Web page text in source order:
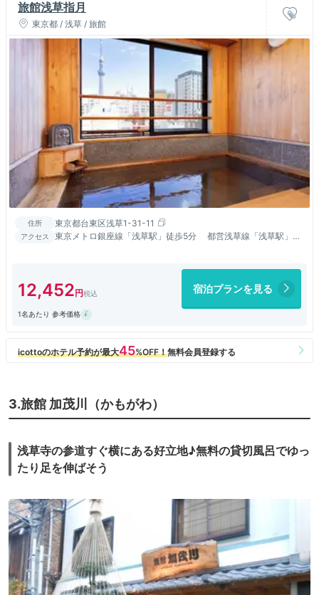
旅館浅草指月
東京都 / 浅草 / 旅館
住所 東京都台東区浅草1-31-11
アクセス
東京メトロ銀座線「浅草駅」徒歩5分 都営浅草線「浅草駅」徒
12,452 宿泊プランを見る
1名あたり 参考価格
3.旅館 加茂川（かもがわ）
浅草寺の参道すぐ横にある好立地♪無料の貸切風呂でゆっ
たり足を伸ばそう